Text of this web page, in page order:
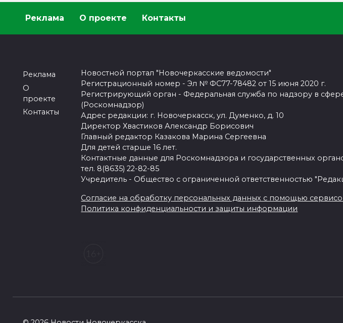
Реклама О проекте Контакты
Реклама
О
проекте
Контакты
Новостной портал "Новочеркасские ведомости"
Регистрационный номер - Эл № ФС77-78482 от 15 июня 2020 г.
Регистрирующий орган - Федеральная служба по надзору в
(Роскомнадзор)
Адрес редакции: г. Новочеркасск, ул. Думенко, д. 10
Директор Хвастиков Александр Борисович
Главный редактор Казакова Марина Сергеевна
Для детей старше 16 лет.
Контактные данные для Роскомнадзора и государственных
тел. 8(8635) 22-82-85
Учредитель - Общество с ограниченной ответственностью
Согласие на обработку персональных данных с помощью
Политика конфиденциальности и защиты информации